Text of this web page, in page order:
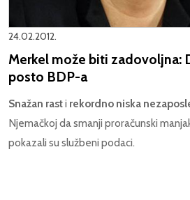
24.02.2012.
Merkel može biti zadovoljna:
posto BDP-a
Snažan rasti rekordno niska
Njemačkoj da smanji proračunski
pokazali su službeni podaci.